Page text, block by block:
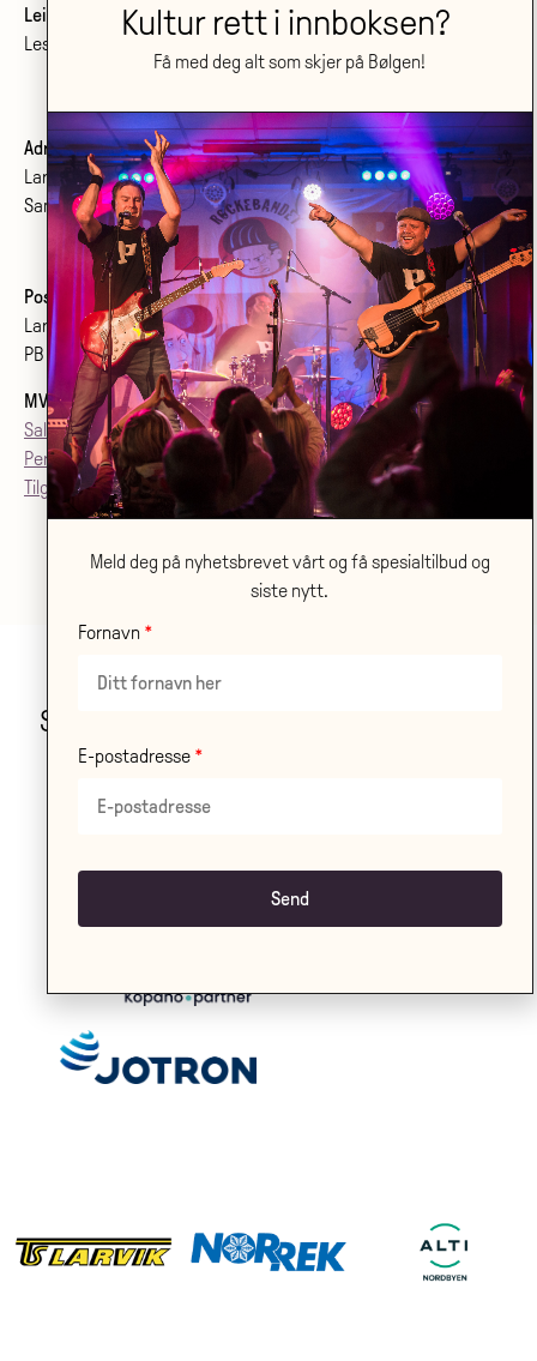
Leie lokale?
Les om konferanser og møtelokaler
Adresse:
Larvik kulturhus Bølgen KF
Sanden 2, 3264 Larvik
Postadresse:
Larvik kulturhus Bølgen KF
PB 2020, 3255 Larvik
MVA : 992079142
Salgsvilkår
Personvern
Tilgjenglighetsærklæring
Stor takk til våre samarbeidspartnere!
LES OM ALLE VÅRE
Kultur rett i innboksen?
Få med deg alt som skjer på Bølgen!
Meld deg på nyhetsbrevet vårt og få spesialtilbud og
siste nytt.
Fornavn
E-postadresse